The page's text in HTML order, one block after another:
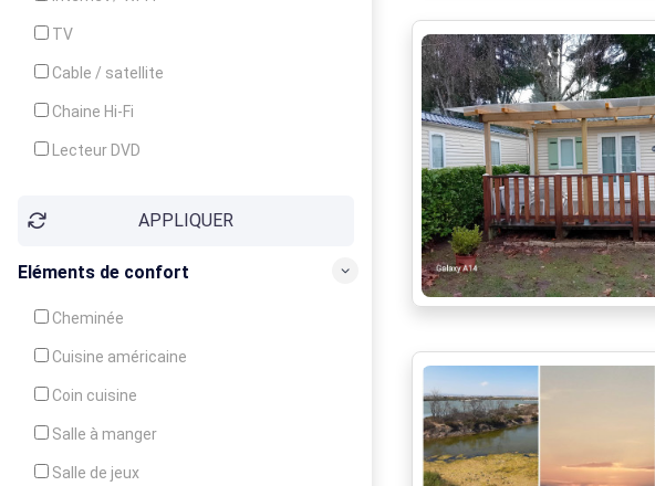
TV
Cable / satellite
Chaine Hi-Fi
Lecteur DVD
APPLIQUER
Eléments de confort
Cheminée
Cuisine américaine
Coin cuisine
Salle à manger
Salle de jeux